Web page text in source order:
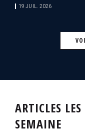
19 JUIL. 2026
ARTICLES
SEMAINE